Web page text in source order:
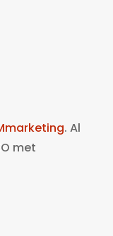
. Al
met